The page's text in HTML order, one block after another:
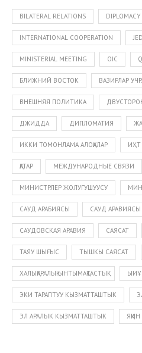
BILATERAL RELATIONS DIPLOMACY
INTERNATIONAL COOPERATION
MINISTERIAL MEETING OIC
БЛИЖНИЙ ВОСТОК ВАЗИРЛАР
ВНЕШНЯЯ ПОЛИТИКА
ДЖИДДА ДИПЛОМАТИЯ
ИККИ ТОМОНЛАМА АЛОҚАЛАР ИҲТ
ҚАТАР МЕЖДУНАРОДНЫЕ СВЯЗИ
МИНИСТРЛЕР ЖОЛУГУШУУСУ
САУД АРАБИЯСЫ САУД АРАВИЯСЫ
САУДОВСКАЯ АРАВИЯ САЯСАТ
ТАЯУ ШЫҒЫС ТЫШКЫ САЯСАТ
ХАЛЫҚАРАЛЫҚ ЫНТЫМАҚТАСТЫҚ ЫИҰ
ЭКИ ТАРАПТУУ КЫЗМАТТАШТЫК
ЭЛ АРАЛЫК КЫЗМАТТАШТЫК ЯҚИН